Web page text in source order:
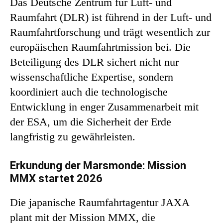
Raumfahrt (DLR) ist führend in der Luft- und
Raumfahrtforschung und trägt wesentlich zur
europäischen Raumfahrtmission bei. Die
Beteiligung des DLR sichert nicht nur
wissenschaftliche Expertise, sondern
koordiniert auch die technologische
Entwicklung in enger Zusammenarbeit mit
der ESA, um die Sicherheit der Erde
langfristig zu gewährleisten.
Erkundung der Marsmonde: Mission
MMX startet 2026
Die japanische Raumfahrtagentur JAXA
plant mit der Mission MMX, die